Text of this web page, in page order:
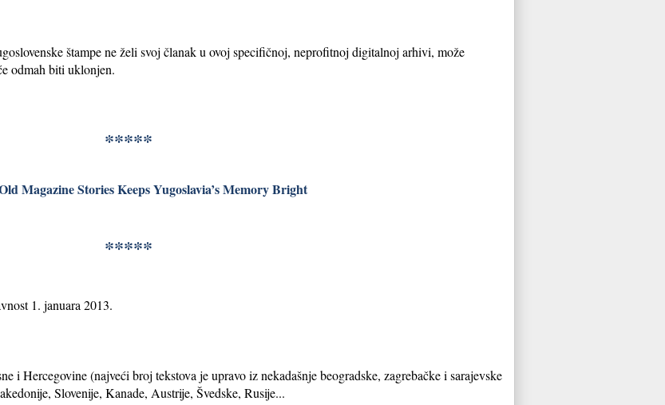
štampe ne želi svoj članak u ovoj specifičnoj, neprofitnoj digitalnoj arhivi, može
odmah biti uklonjen.
*****
Magazine Stories Keeps Yugoslavia’s Memory Bright
*****
1. januara 2013.
i Hercegovine (najveći broj tekstova je upravo iz nekadašnje beogradske, zagrebačke i sarajevske
Slovenije, Kanade, Austrije, Švedske, Rusije...